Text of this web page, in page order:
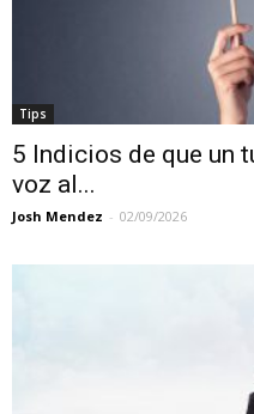
Tips
5 Indicios de que un
voz al...
Josh Mendez - 02/09/2026